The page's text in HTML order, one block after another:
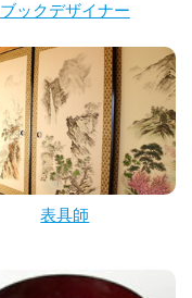
ブックデザイナー
表具師